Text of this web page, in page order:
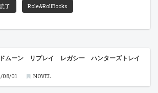
了 Role&RollBooks
ムーン リプレイ レガシー ハンターズトレイ
08/01 NOVEL